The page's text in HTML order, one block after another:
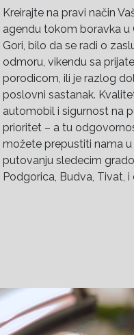
Kreirajte na pravi način
agendu tokom boravka u
Gori, bilo da se radi o
odmoru, vikendu sa
porodicom, ili je razlog
poslovni sastanak.
automobil i sigurnost na
prioritet – a tu
možete prepustiti nama u
putovanju sledecim
Podgorica, Budva, Tivat, i